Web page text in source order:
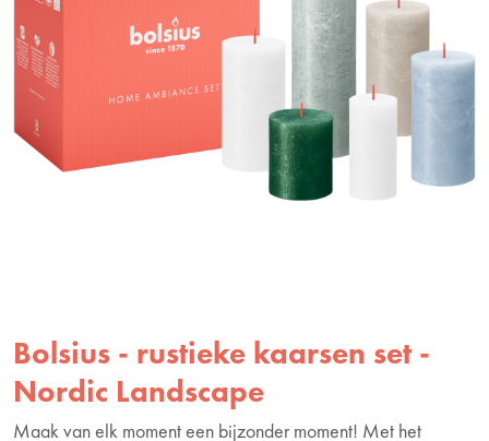
Bolsius - rustieke kaarsen set -
Nordic Landscape
Maak van elk moment een bijzonder moment! Met het